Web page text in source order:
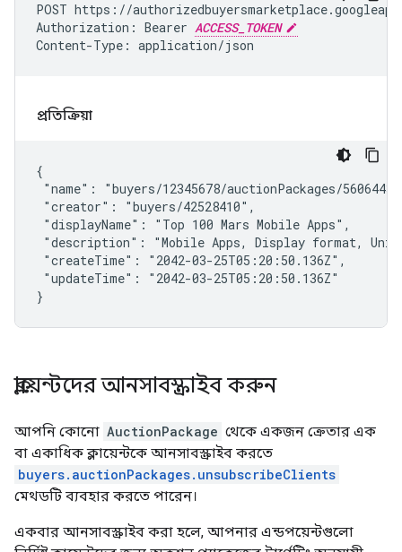
POST https://
Authorization: Bearer ACCESS_TOKEN
Content-Type: application/json
প্রতিক্রিয়া
{
"name": "buyers/12345678/auctionPackages/
"creator": "buyers/42528410",
"displayName": "Top 100 Mars Mobile Apps",
"description": "Mobile Apps, Display format,
"createTime": "2042-03-25T05:20:50.136Z",
"updateTime": "2042-03-25T05:20:50.136Z"
}
ক্লায়েন্টদের আনসাবস্ক্রাইব করুন
আপনি কোনো AuctionPackage থেকে একজন ক্রেতার এক
বা একাধিক ক্লায়েন্টকে আনসাবস্ক্রাইব করতে
buyers.auctionPackages.unsubscribeClients
মেথডটি ব্যবহার করতে পারেন।
একবার আনসাবস্ক্রাইব করা হলে, আপনার এন্ডপয়েন্টগুলো